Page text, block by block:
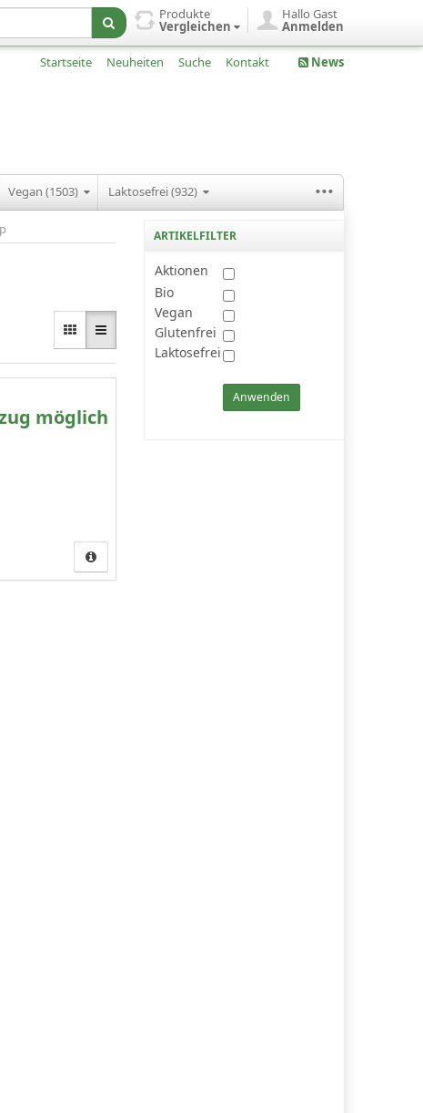
Hallo Gast
Anmelden
Produkte
Vergleichen
Startseite Neuheiten Suche Kontakt News
Vegan (1503) Laktosefrei (932) ...
möglich
ARTIKELFILTER
Aktionen
Bio
Vegan
Glutenfrei
Laktosefrei